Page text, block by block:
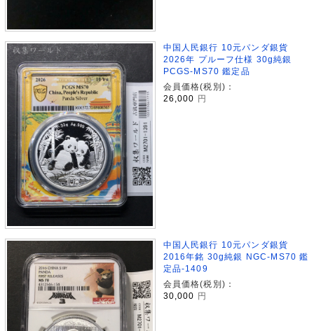
中国人民銀行 10元パンダ銀貨
2026年 プルーフ仕様 30g純銀
PCGS-MS70 鑑定品
会員価格(税別)：
26,000
円
中国人民銀行 10元パンダ銀貨
2016年銘 30g純銀 NGC-MS70 鑑
定品-1409
会員価格(税別)：
30,000 円